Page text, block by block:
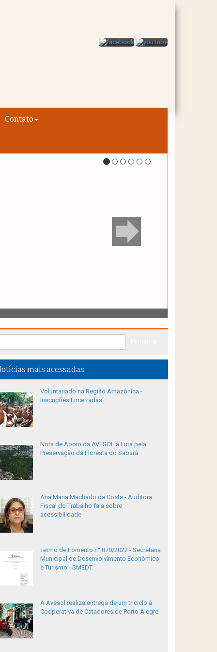
Contato
mais acessadas
Voluntariado na Região Amazônica -
Inscrições Encerradas
Nota de Apoio da AVESOL à Luta pela
Preservação da Floresta do Sabará
Ana Maria Machado da Costa - Auditora
Fiscal do Trabalho fala sobre
acessibilidade
Termo de Fomento n° 870/2022 - Secretaria
Municipal de Desenvolvimento Econômico
e Turismo - SMEDT.
A Avesol realiza entrega de um triciclo à
Cooperativa de Catadores de Porto Alegre